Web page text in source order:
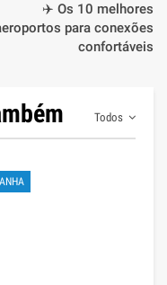
✈️ Os 10 melhores
para conexões
confortáveis
Todos